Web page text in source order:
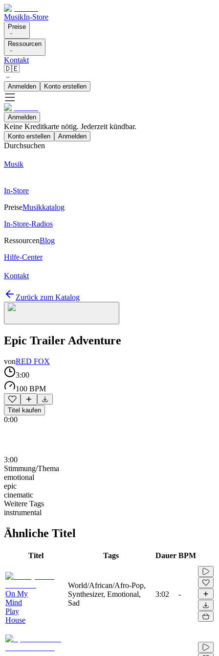
MusikIn-Store
Preise
Ressourcen
Kontakt
🇩🇪
Anmelden Konto erstellen
Anmelden
Keine Kreditkarte nötig. Jederzeit kündbar.
Konto erstellen Anmelden
Durchsuchen
Musik
In-Store
PreiseMusikkatalog
In-Store-Radios
RessourcenBlog
Hilfe-Center
Kontakt
Zurück zum Katalog
Epic Trailer Adventure
vonRED FOX
3:00
100 BPM
Titel kaufen
0:00
3:00
Stimmung/Thema
emotional
epic
cinematic
Weitere Tags
instrumental
Ähnliche Titel
Titel Tags Dauer BPM
On My
Mind
Play
House
World/African/Afro-Pop,
Synthesizer, Emotional,
Sad
3:02 -